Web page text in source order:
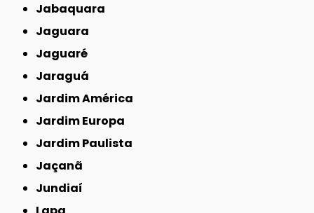
Jabaquara
Jaguara
Jaguaré
Jaraguá
Jardim América
Jardim Europa
Jardim Paulista
Jaçanã
Jundiaí